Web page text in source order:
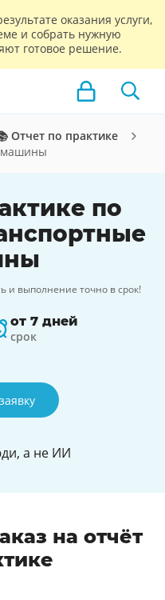
оказания услуги,
и собрать нужную
готовое решение.
Отчет по практике
машины
по
и выполнение точно в срок!
от 7 дней
срок
а не ИИ
на отчёт